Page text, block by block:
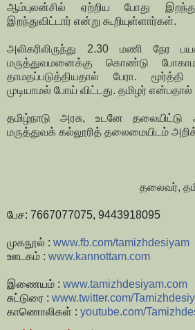
ஆம்புலன்சில் ஏற்றிய போது
இறந்துவிட்டார் என்று கூறியுள்ளார்கள்.
அலிகரிலிருந்து 2.30 மணி நேர
மருத்துவமனைக்கு கொண்டு
தாமதப்படுத்தியதால் பேரா.
முடியாமல் போய் விட்டது. தமிழர்
தமிழ்நாடு அரசு, உடனே
மருத்துவக் கல்லூரித் தலைமையிடம்
தலைவர்,
பேச: 7667077075, 9443918095
முகநூல் : www.fb.com/tamizhdesiyam
ஊடகம் : www.kannottam.com
இணையம் : www.tamizhdesiyam.com
சுட்டுரை : www.twitter.com/
காணொலிகள் : youtube.com/